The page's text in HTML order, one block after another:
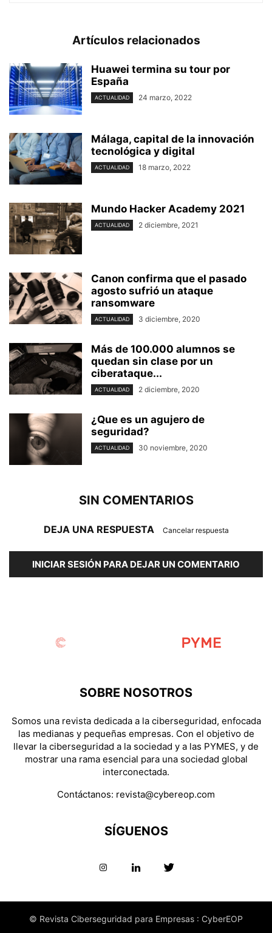
Artículos relacionados
Huawei termina su tour por
España
ACTUALIDAD 24 marzo, 2022
Málaga, capital de la innovación
tecnológica y digital
ACTUALIDAD 18 marzo, 2022
Mundo Hacker Academy 2021
ACTUALIDAD 2 diciembre, 2021
Canon confirma que el pasado
agosto sufrió un ataque
ransomware
ACTUALIDAD 3 diciembre, 2020
Más de 100.000 alumnos se
quedan sin clase por un
ciberataque...
ACTUALIDAD 2 diciembre, 2020
¿Que es un agujero de
seguridad?
ACTUALIDAD 30 noviembre, 2020
SIN COMENTARIOS
DEJA UNA RESPUESTA Cancelar respuesta
INICIAR SESIÓN PARA DEJAR UN COMENTARIO
SOBRE NOSOTROS
Somos una revista dedicada a la ciberseguridad, enfocada
las medianas y pequeñas empresas. Con el objetivo de
llevar la ciberseguridad a la sociedad y a las PYMES, y de
mostrar una rama esencial para una sociedad global
interconectada.
Contáctanos: revista@cybereop.com
SÍGUENOS
© Revista Ciberseguridad para Empresas : CyberEOP